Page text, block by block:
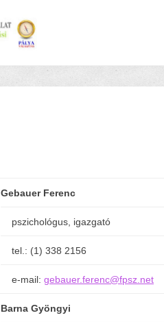
Gebauer Ferenc
pszichológus, igazgató
tel.: (1) 338 2156
e-mail: gebauer.ferenc@fpsz.net
Barna Gyöngyi